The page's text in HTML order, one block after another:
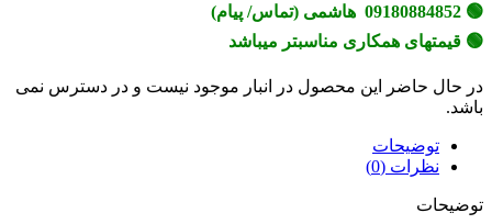
🟢 09180884852 هاشمی (تماس/ پیام)
🟢 قیمتهای همکاری مناسبتر میباشد
در حال حاضر این محصول در انبار موجود نیست و در دسترس نمی
باشد.
توضیحات
نظرات (0)
توضیحات